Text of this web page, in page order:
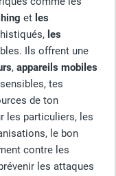
et les
les
Ils offrent une
, appareils mobiles
tes
de ton
les particuliers, les
le bon
contre les
les attaques